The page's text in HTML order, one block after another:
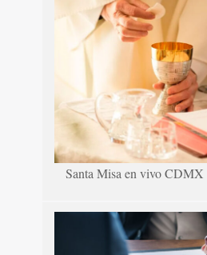
Santa Misa en vivo CDMX